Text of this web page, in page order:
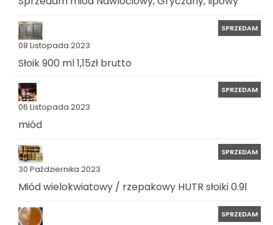
08 Listopada 2023
SPRZEDAM
Słoik 900 ml 1,15zł brutto
06 Listopada 2023
SPRZEDAM
miód
30 Października 2023
SPRZEDAM
Miód wielokwiatowy / rzepakowy HUTR słoiki 0.9l
SPRZEDAM